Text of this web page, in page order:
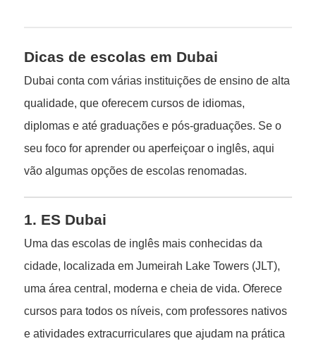
Dicas de escolas em Dubai
Dubai conta com várias instituições de ensino de alta
qualidade, que oferecem cursos de idiomas,
diplomas e até graduações e pós-graduações. Se o
seu foco for aprender ou aperfeiçoar o inglês, aqui
vão algumas opções de escolas renomadas.
1. ES Dubai
Uma das escolas de inglês mais conhecidas da
cidade, localizada em Jumeirah Lake Towers (JLT),
uma área central, moderna e cheia de vida. Oferece
cursos para todos os níveis, com professores nativos
e atividades extracurriculares que ajudam na prática